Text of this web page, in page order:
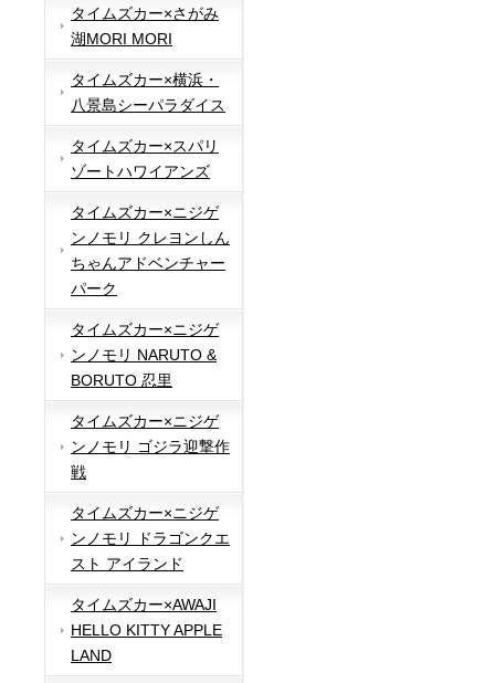
タイムズカー×さがみ
湖MORI MORI
タイムズカー×横浜・
八景島シーパラダイス
タイムズカー×スパリ
ゾートハワイアンズ
タイムズカー×ニジゲ
ンノモリ クレヨンしん
ちゃんアドベンチャー
パーク
タイムズカー×ニジゲ
ンノモリ NARUTO &
BORUTO 忍里
タイムズカー×ニジゲ
ンノモリ ゴジラ迎撃作
戦
タイムズカー×ニジゲ
ンノモリ ドラゴンクエ
スト アイランド
タイムズカー×AWAJI
HELLO KITTY APPLE
LAND